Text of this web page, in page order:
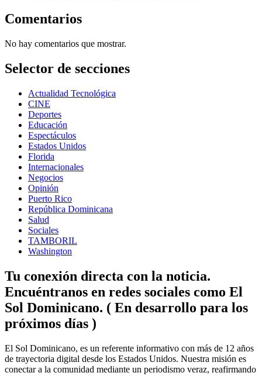
Comentarios
No hay comentarios que mostrar.
Selector de secciones
Actualidad Tecnológica
CINE
Deportes
Educación
Espectáculos
Estados Unidos
Florida
Internacionales
Negocios
Opinión
Puerto Rico
República Dominicana
Salud
Sociales
TAMBORIL
Washington
Tu conexión directa con la noticia.
Encuéntranos en redes sociales como El
Sol Dominicano. ( En desarrollo para los
próximos días )
Facebook
Instagram
Linkedin
Twitter
El Sol Dominicano, es un referente informativo con más de 12 años
de trayectoria digital desde los Estados Unidos. Nuestra misión es
conectar a la comunidad mediante un periodismo veraz, reafirmando